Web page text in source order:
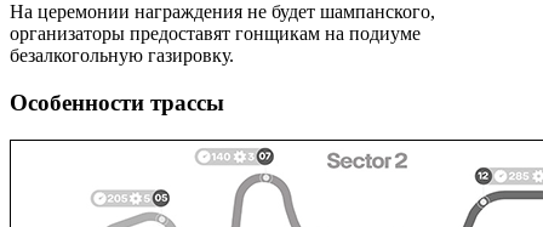
На церемонии награждения не будет шампанского,
организаторы предоставят гонщикам на подиуме
безалкогольную газировку.
Особенности трассы